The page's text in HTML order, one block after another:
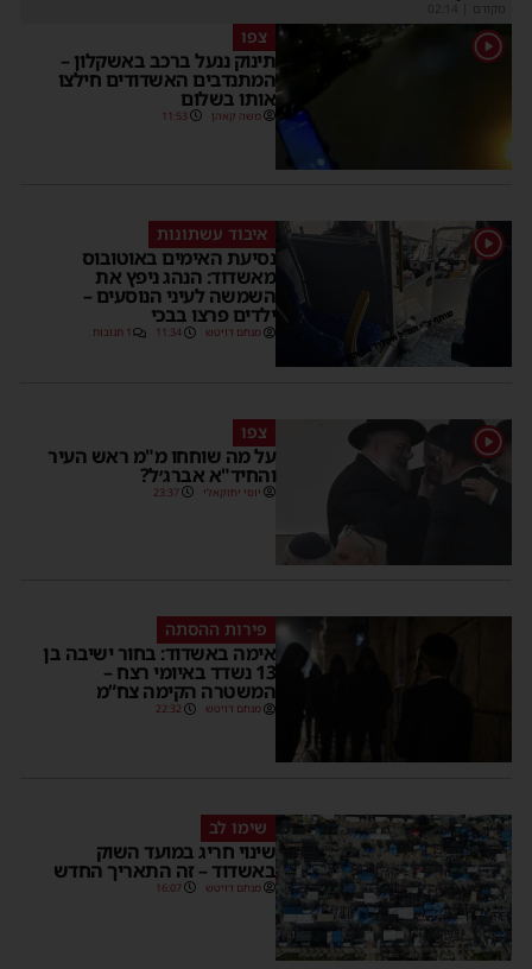
מקודם
1 צפו
תינוק ננעל ברכב באשקלון –
המתנדבים האשדודים חילצו
אותו בשלום
משה קאהן 11:53
1 איבוד עשתונות
נסיעת האימים באוטובוס
מאשדוד: הנהג ניפץ את
השמשה לעיני הנוסעים –
ילדים פרצו בבכי
מנחם דויטש 11:34 1 תגובות
1 צפו
על מה שוחחו מ"מ ראש העיר
והחיד"א אברג׳ל?
יוסי יחזקאלי 23:37
פירות ההסתה
אימה באשדוד: בחור ישיבה בן
13 נשדד באיומי רצח –
המשטרה הקימה צח”מ
מנחם דויטש 22:32
שימו לב
שינוי חריג במועד השוק
באשדוד – זה התאריך החדש
מנחם דויטש 16:07